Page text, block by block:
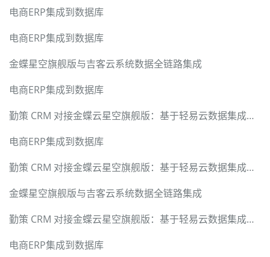
电商ERP集成到数据库
电商ERP集成到数据库
金蝶星空旗舰版与吉客云系统数据全链路集成
电商ERP集成到数据库
勤策 CRM 对接金蝶云星空旗舰版：基于轻易云数据集成平台的硬核技术实现与全链路方案
电商ERP集成到数据库
勤策 CRM 对接金蝶云星空旗舰版：基于轻易云数据集成平台的硬核技术实现与全链路方案
金蝶星空旗舰版与吉客云系统数据全链路集成
勤策 CRM 对接金蝶云星空旗舰版：基于轻易云数据集成平台的硬核技术实现与全链路方案
电商ERP集成到数据库